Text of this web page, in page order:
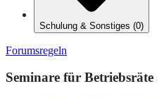
Schulung & Sonstiges (0)
Forumsregeln
Seminare für Betriebsräte